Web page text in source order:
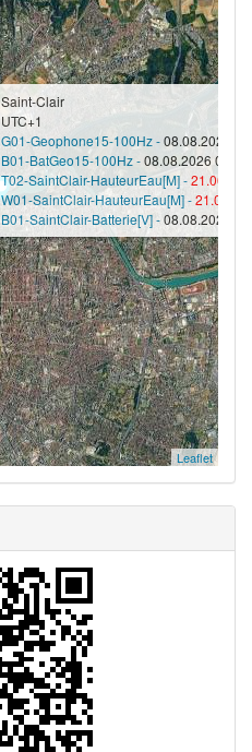
Saint-Clair
UTC+1
G01-Geophone15-100Hz -08.08.2026
B01-BatGeo15-100Hz -08.08.2026
T02-SaintClair-HauteurEau[M] -
W01-SaintClair-HauteurEau[M] -
B01-SaintClair-Batterie[V] -08.08.2026
Leaflet